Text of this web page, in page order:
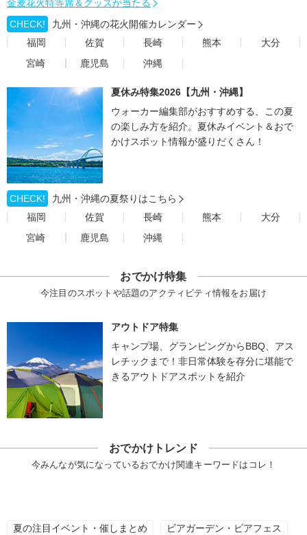
金麦花火特等席＆グッズが当たる
CHECK!
九州・沖縄の花火開催カレンダー
福岡
佐賀 長崎 熊本
大分
宮崎
鹿児島 沖縄
夏休み特集2026【九州・沖縄】
ウォーカー編集部がおすすめする、この夏
の楽しみ方を紹介。夏休みイベント＆おで
かけスポット情報が盛りだくさん！
CHECK!
九州・沖縄の夏祭りはこちら
福岡
佐賀 長崎 熊本
大分
宮崎
鹿児島 沖縄
おでかけ特集
今注目のスポットや話題のアクティビティ情報をお届け
アウトドア特集
キャンプ場、グランピングからBBQ、アス
レチックまで！非日常体験を存分に堪能で
きるアウトドアスポットを紹介
おでかけトレンド
今みんなが気になっているおでかけ関連キーワードはコレ！
夏の注目イベント・催しまとめ ビアガーデン・ビアフェス